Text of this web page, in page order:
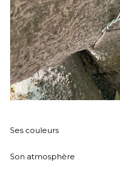
Ses couleurs
Son atmosphère